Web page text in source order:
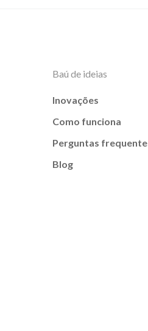
Baú de ideias
Inovações
Como funciona
Perguntas
Blog